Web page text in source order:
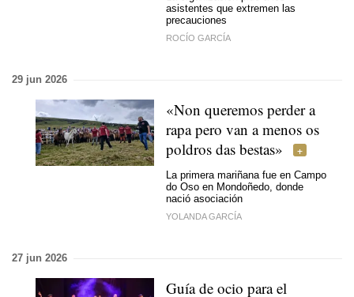
asistentes que extremen las
precauciones
ROCÍO GARCÍA
29 jun 2026
«Non queremos perder a
rapa pero van a menos os
poldros das bestas»
La primera mariñana fue en Campo
do Oso en Mondoñedo, donde
nació asociación
YOLANDA GARCÍA
27 jun 2026
Guía de ocio para el